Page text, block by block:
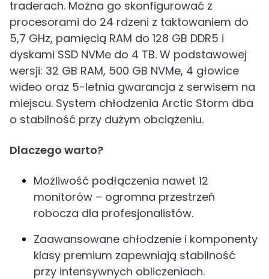
traderach. Można go skonfigurować z
procesorami do 24 rdzeni z taktowaniem do
5,7 GHz, pamięcią RAM do 128 GB DDR5 i
dyskami SSD NVMe do 4 TB. W podstawowej
wersji: 32 GB RAM, 500 GB NVMe, 4 głowice
wideo oraz 5-letnia gwarancja z serwisem na
miejscu. System chłodzenia Arctic Storm dba
o stabilność przy dużym obciążeniu.
Dlaczego warto?
Możliwość podłączenia nawet 12
monitorów – ogromna przestrzeń
robocza dla profesjonalistów.
Zaawansowane chłodzenie i komponenty
klasy premium zapewniają stabilność
przy intensywnych obliczeniach.